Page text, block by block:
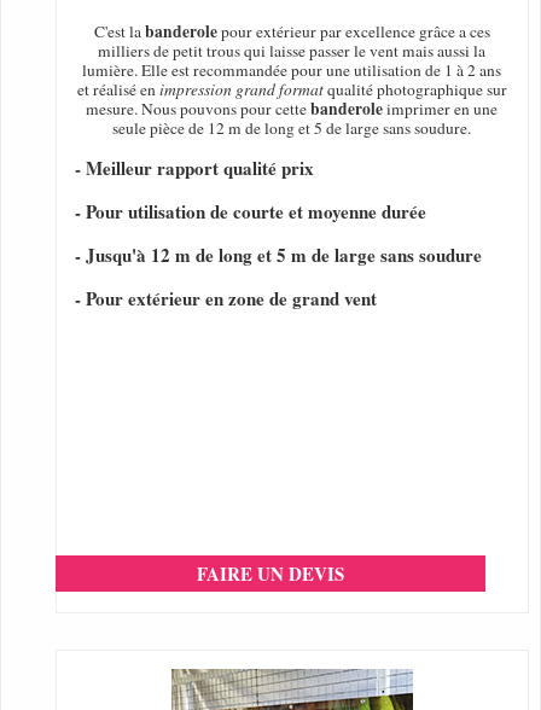
C'est labanderolepour extérieur par excellence grâce a ces
milliers de petit trous qui laisse passer le vent mais aussi la
lumière. Elle est recommandée pour une utilisation de 1 à 2 ans
et réalisé enimpression grand formatqualité photographique sur
mesure. Nous pouvons pour cettebanderoleimprimer en une
seule pièce de 12 m de long et 5 de large sans soudure.
- Meilleur rapport qualité prix
- Pour utilisation de courte et moyenne durée
- Jusqu'à 12 m de long et 5 m de large sans soudure
- Pour extérieur en zone de grand vent
FAIRE UN DEVIS